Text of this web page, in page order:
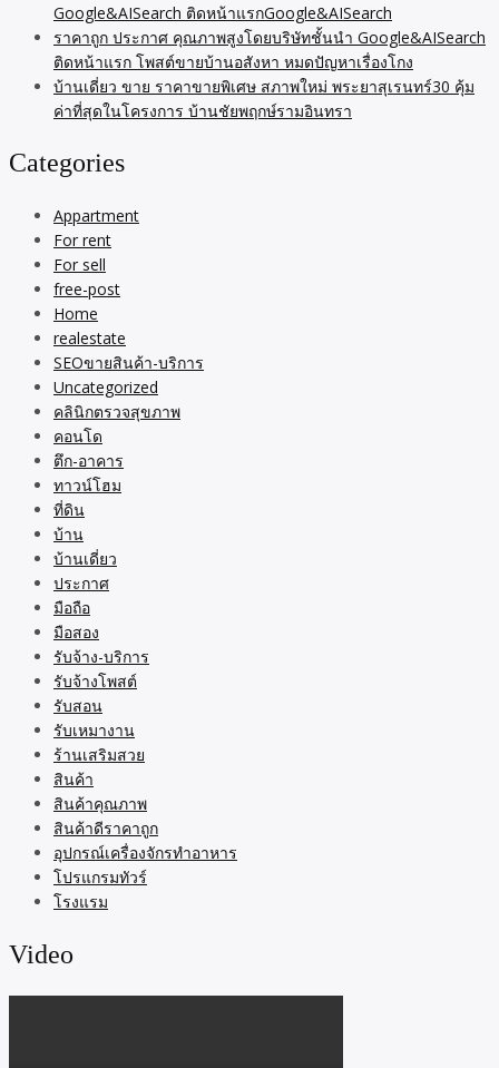
Google&AISearch ติดหน้าแรกGoogle&AISearch
ราคาถูก ประกาศ คุณภาพสูงโดยบริษัทชั้นนำ Google&AISearch
ติดหน้าแรก โพสต์ขายบ้านอสังหา หมดปัญหาเรื่องโกง
บ้านเดี่ยว ขาย ราคาขายพิเศษ สภาพใหม่ พระยาสุเรนทร์30 คุ้ม
ค่าที่สุดในโครงการ บ้านชัยพฤกษ์รามอินทรา
Categories
Appartment
For rent
For sell
free-post
Home
realestate
SEOขายสินค้า-บริการ
Uncategorized
คลินิกตรวจสุขภาพ
คอนโด
ตึก-อาคาร
ทาวน์โฮม
ที่ดิน
บ้าน
บ้านเดี่ยว
ประกาศ
มือถือ
มือสอง
รับจ้าง-บริการ
รับจ้างโพสต์
รับสอน
รับเหมางาน
ร้านเสริมสวย
สินค้า
สินค้าคุณภาพ
สินค้าดีราคาถูก
อุปกรณ์เครื่องจักรทำอาหาร
โปรแกรมทัวร์
โรงแรม
Video